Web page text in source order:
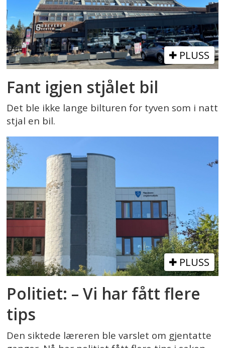
PLUSS
Fant igjen stjålet bil
Det ble ikke lange bilturen for tyven som i natt
stjal en bil.
PLUSS
Politiet: – Vi har fått flere
tips
Den siktede læreren ble varslet om gjentatte